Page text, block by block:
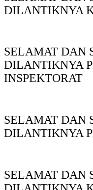
DILANTIKNYA
SELAMAT DAN
DILANTIKNYA
INSPEKTORAT
SELAMAT DAN
DILANTIKNYA
SELAMAT DAN